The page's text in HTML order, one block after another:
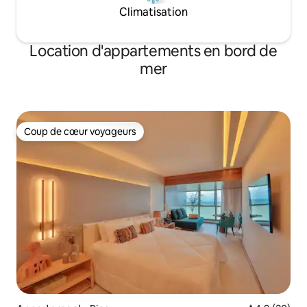
Climatisation
Location d'appartements en bord de
mer
Coup de cœur voyageurs
Coup de cœur voyageurs